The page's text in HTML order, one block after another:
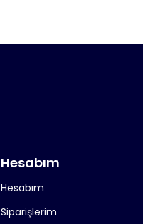
Hesabım
Hesabım
Siparişlerim